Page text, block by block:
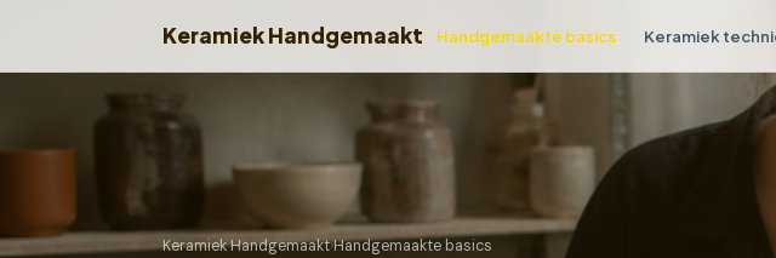
Keramiek Handgemaakt Handgemaakte basics Keramiek
Keramiek Handgemaakt›Handgemaakte basics